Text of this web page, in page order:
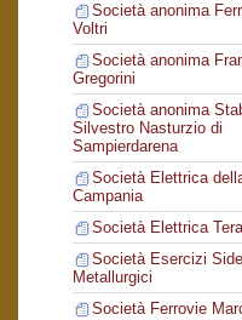
Società anonima
Voltri
Società anonima
Gregorini
Società anonima
Silvestro Nasturzio di
Sampierdarena
Società Elettrica
Campania
Società Elettrica
Società Esercizi
Metallurgici
Società Ferrovie